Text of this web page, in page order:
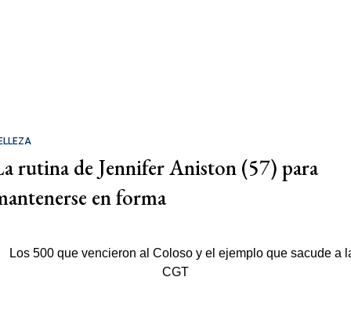
rutina de Jennifer Aniston (57) para
en forma